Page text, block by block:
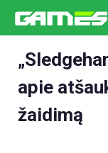
apie
žaidimą